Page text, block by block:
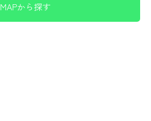
MAPから探す